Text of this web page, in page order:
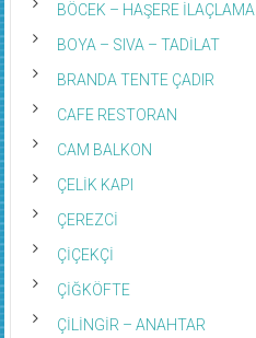
BÖCEK – HAŞERE İLAÇLAMA
BOYA – SIVA – TADİLAT
BRANDA TENTE ÇADIR
CAFE RESTORAN
CAM BALKON
ÇELİK KAPI
ÇEREZCİ
ÇİÇEKÇİ
ÇİĞKÖFTE
ÇİLİNGİR – ANAHTAR